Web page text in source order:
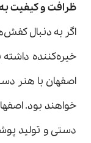
ظرافت و کیفیت
اگر به دنبال
خیره‌کننده
اصفهان با هنر
خواهند بود.
دستی و تولید